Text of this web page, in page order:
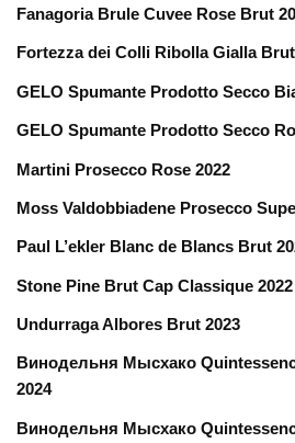
Fanagoria Brule Cuvee Rose Brut
Fortezza dei Colli Ribolla Gialla
GELO Spumante Prodotto Secco
GELO Spumante Prodotto Secco
Martini Prosecco Rose 2022
Moss Valdobbiadene Prosecco
Paul L’ekler Blanc de Blancs Brut
Stone Pine Brut Cap Classique 2022
Undurraga Albores Brut 2023
Винодельня Мысхако
2024
Винодельня Мысхако